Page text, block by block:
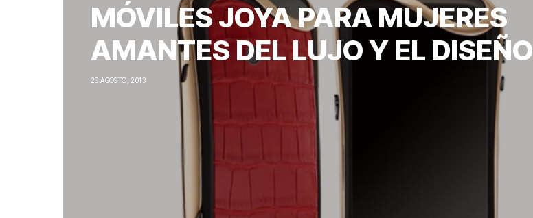
MÓVILES JOYA PARA MUJERES
AMANTES DEL LUJO Y EL DISEÑO
26 AGOSTO, 2013